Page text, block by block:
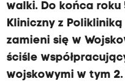
walki. Do końca roku
Kliniczny z
zamieni się w
ściśle
wojskowymi w tym